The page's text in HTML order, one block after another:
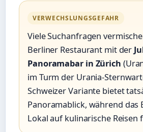
VERWECHSLUNGSGEFAHR
Viele Suchanfragen
Berliner Restaurant mit der
Panoramabar in Zürich
im Turm der Urania-
Schweizer Variante bietet
Panoramablick, während das
Lokal auf kulinarische Reisen